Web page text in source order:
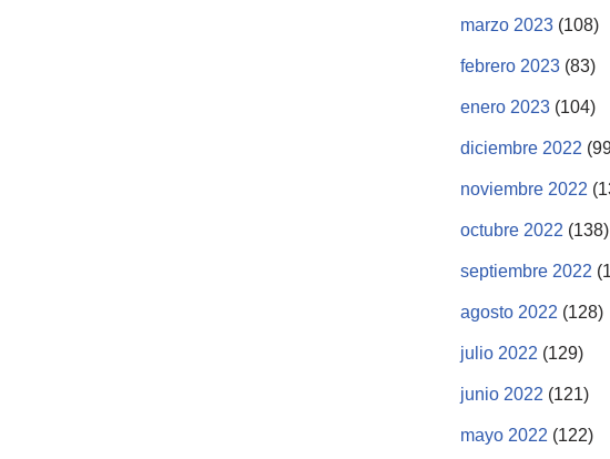
marzo 2023 (108)
febrero 2023 (83)
enero 2023 (104)
diciembre 2022
noviembre 2022
octubre 2022 (138)
septiembre 2022
agosto 2022 (128)
julio 2022 (129)
junio 2022 (121)
mayo 2022 (122)